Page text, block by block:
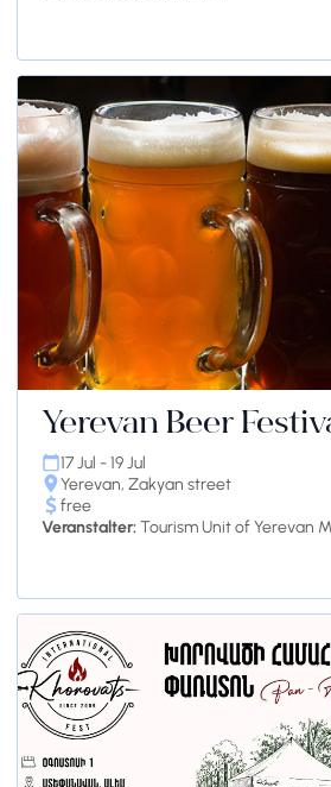
Yerevan Beer
17 Jul - 19 Jul
Yerevan, Zakyan street
free
Veranstalter:Tourism Unit of Yerevan